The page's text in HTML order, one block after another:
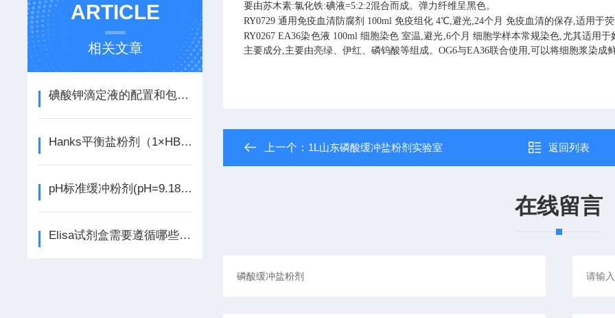
要由苏木素:氯化铁:碘液=5:2:2混合而成。弹力纤维呈黑色。
RY0729 通用免疫血清防腐剂 100ml 免疫组化 4℃,避光,24个月 免疫血清的保存,适用于
RY0267 EA36染色液 100ml 细胞染色 室温,避光,6个月 细胞学样本常规染色,尤其适用
主要成分,主要由亮绿、伊红、磷钨酸等组成。OG6与EA36联合使用,可以将细胞浆染成
上一个： 1L山东磷酸缓冲盐粉剂实验室 返回列表
在线留言
ARTICLE
相关文章
碘酸钾滴定液的配置和包装运输
Hanks平衡盐粉剂（1×HBSS,无酚红）说明书
pH标准缓冲粉剂(pH=9.18)说明书
Elisa试剂盒需要遵循哪些要素？